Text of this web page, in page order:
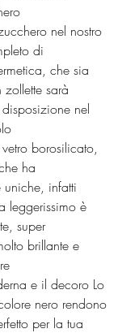
nel nostro
di
che sia
sarà
nel
borosilicato,
ha
uniche, infatti
leggerissimo è
super
brillante e
e il decoro Lo
nero rendono
per la tua